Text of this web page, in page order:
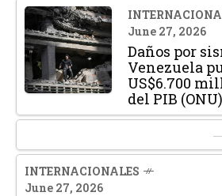
June 27, 2026
Daños por
Venezuela
US$6.700
del PIB (ONU)
INTERNACIONALES
June 27, 2026